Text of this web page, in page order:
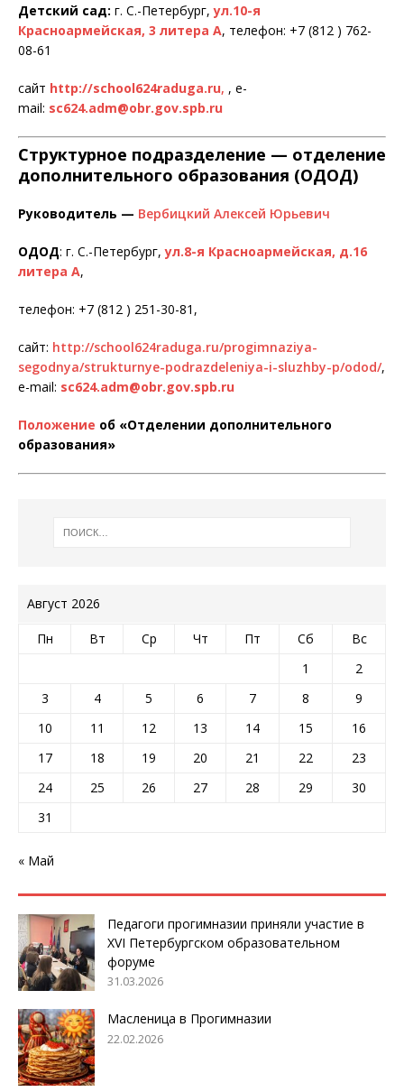
Детский сад: г. С.-Петербург,ул.10-я
Красноармейская, 3 литера А, телефон: +7 (812 ) 762-
08-61
сайт http://school624raduga.ru, , e-
mail: sc624.adm@obr.gov.spb.ru
Структурное подразделение — отделение
дополнительного образования (ОДОД)
Руководитель — Вербицкий Алексей Юрьевич
ОДОД: г. С.-Петербург,ул.8-я Красноармейская, д.16
литера А,
телефон: +7 (812 ) 251-30-81,
сайт: http://school624raduga.ru/progimnaziya-
segodnya/strukturnye-podrazdeleniya-i-sluzhby-p/odod/,
e-mail: sc624.adm@obr.gov.spb.ru
Положение об «Отделении дополнительного
образования»
Август 2026
Пн Вт Ср Чт Пт Сб
Вс
1
2
3
4 5 6 7 8
9
10
11 12 13 14 15
16
17
18 19 20 21 22
23
24
25 26 27 28 29
30
31
« Май
Педагоги прогимназии приняли участие в
XVI Петербургском образовательном
форуме
31.03.2026
Масленица в Прогимназии
22.02.2026